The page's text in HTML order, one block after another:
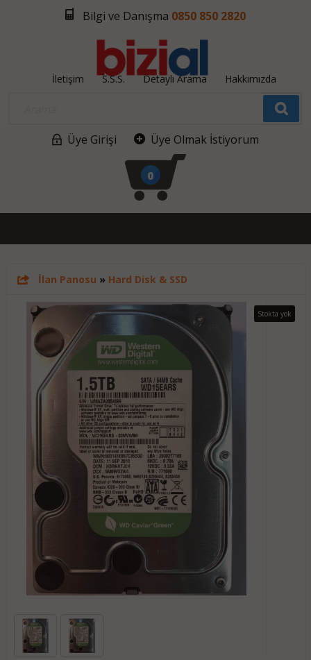
Bilgi ve Danışma 0850 850 2820
İletişim S.S.S. Detaylı Arama Hakkımızda
Üye Girişi Üye Olmak İstiyorum
0
İlan Panosu » Hard Disk & SSD
Stokta yok